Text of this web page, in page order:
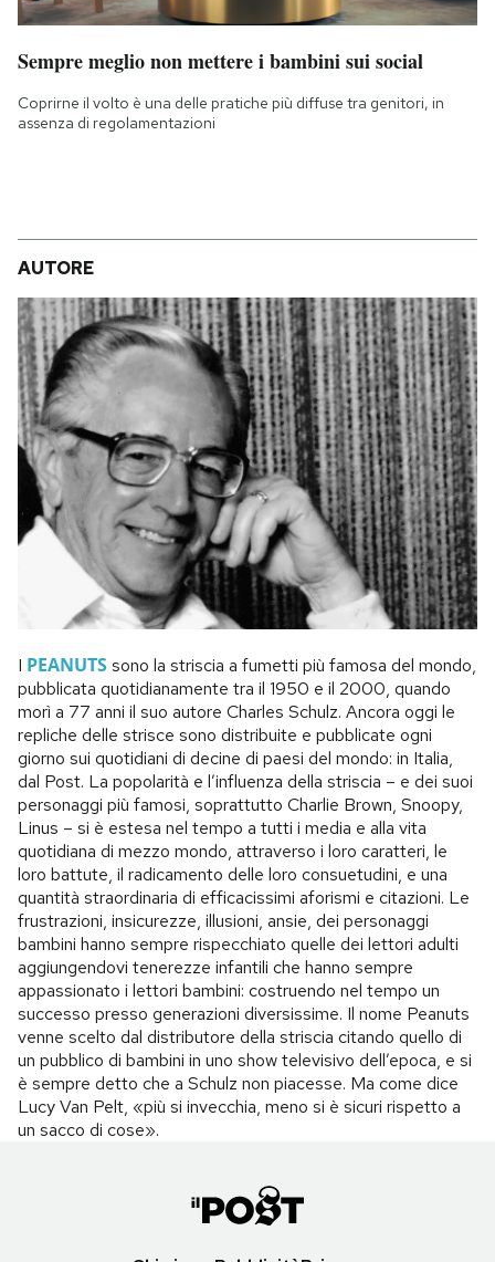
Sempre meglio non mettere i bambini sui social
Coprirne il volto è una delle pratiche più diffuse tra genitori, in
assenza di regolamentazioni
AUTORE
I PEANUTSsono la striscia a fumetti più famosa del mondo,
pubblicata quotidianamente tra il 1950 e il 2000, quando
morì a 77 anni il suo autore Charles Schulz. Ancora oggi le
repliche delle strisce sono distribuite e pubblicate ogni
giorno sui quotidiani di decine di paesi del mondo: in Italia,
dal Post. La popolarità e l’influenza della striscia – e dei suoi
personaggi più famosi, soprattutto Charlie Brown, Snoopy,
Linus – si è estesa nel tempo a tutti i media e alla vita
quotidiana di mezzo mondo, attraverso i loro caratteri, le
loro battute, il radicamento delle loro consuetudini, e una
quantità straordinaria di efficacissimi aforismi e citazioni. Le
frustrazioni, insicurezze, illusioni, ansie, dei personaggi
bambini hanno sempre rispecchiato quelle dei lettori adulti
aggiungendovi tenerezze infantili che hanno sempre
appassionato i lettori bambini: costruendo nel tempo un
successo presso generazioni diversissime. Il nome Peanuts
venne scelto dal distributore della striscia citando quello di
un pubblico di bambini in uno show televisivo dell’epoca, e si
è sempre detto che a Schulz non piacesse. Ma come dice
Lucy Van Pelt, «più si invecchia, meno si è sicuri rispetto a
un sacco di cose».